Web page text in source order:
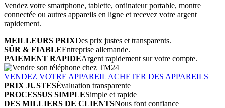
Vendez votre smartphone, tablette, ordinateur portable, montre
connectée ou autres appareils en ligne et recevez votre argent
rapidement.
MEILLEURS PRIXDes prix justes et transparents.
SÛR & FIABLEEntreprise allemande.
PAIEMENT RAPIDEArgent rapidement sur votre compte.
VENDEZ VOTRE APPAREIL ACHETER DES APPAREILS
PRIX JUSTESÉvaluation transparente
PROCESSUS SIMPLESimple et rapide
DES MILLIERS DE CLIENTSNous font confiance